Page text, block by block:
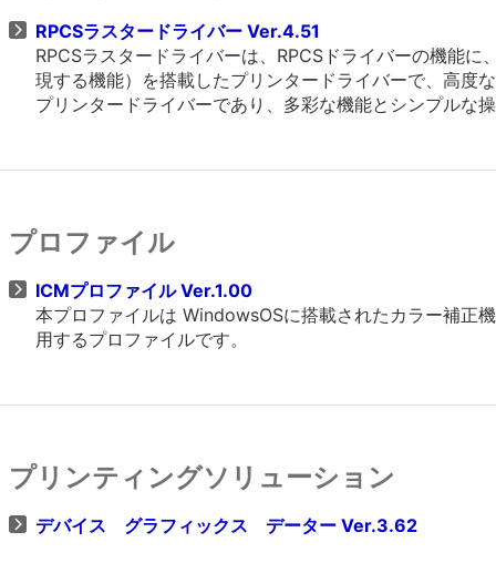
RPCSラスタードライバー Ver.4.51
RPCSラスタードライバーは、RPCSドライバーの機能
現する機能）を搭載したプリンタードライバーで、高
プリンタードライバーであり、多彩な機能とシンプルな
プロファイル
ICMプロファイル Ver.1.00
本プロファイルは WindowsOSに搭載されたカラー補正
用するプロファイルです。
プリンティングソリューション
デバイス グラフィックス データー Ver.3.62